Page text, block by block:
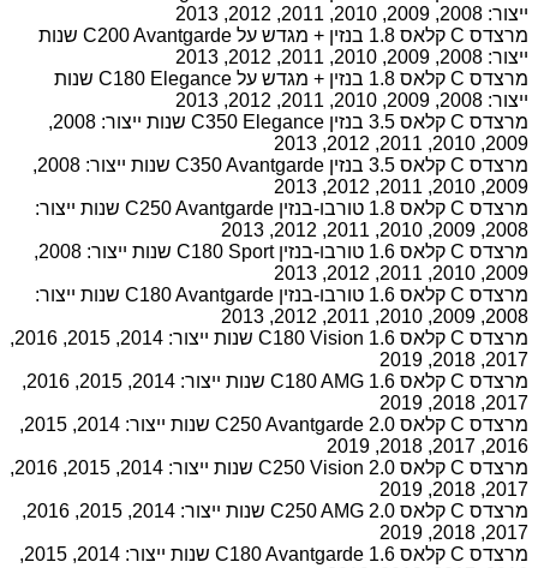
ייצור: 2008, 2009, 2010, 2011, 2012, 2013
מרצדס C קלאס 1.8 בנזין + מגדש על C200 Avantgarde שנות
ייצור: 2008, 2009, 2010, 2011, 2012, 2013
מרצדס C קלאס 1.8 בנזין + מגדש על C180 Elegance שנות
ייצור: 2008, 2009, 2010, 2011, 2012, 2013
מרצדס C קלאס 3.5 בנזין C350 Elegance שנות ייצור: 2008,
2009, 2010, 2011, 2012, 2013
מרצדס C קלאס 3.5 בנזין C350 Avantgarde שנות ייצור: 2008,
2009, 2010, 2011, 2012, 2013
מרצדס C קלאס 1.8 טורבו-בנזין C250 Avantgarde שנות ייצור:
2008, 2009, 2010, 2011, 2012, 2013
מרצדס C קלאס 1.6 טורבו-בנזין C180 Sport שנות ייצור: 2008,
2009, 2010, 2011, 2012, 2013
מרצדס C קלאס 1.6 טורבו-בנזין C180 Avantgarde שנות ייצור:
2008, 2009, 2010, 2011, 2012, 2013
מרצדס C קלאס 1.6 C180 Vision שנות ייצור: 2014, 2015, 2016,
2017, 2018, 2019
מרצדס C קלאס 1.6 C180 AMG שנות ייצור: 2014, 2015, 2016,
2017, 2018, 2019
מרצדס C קלאס 2.0 C250 Avantgarde שנות ייצור: 2014, 2015,
2016, 2017, 2018, 2019
מרצדס C קלאס 2.0 C250 Vision שנות ייצור: 2014, 2015, 2016,
2017, 2018, 2019
מרצדס C קלאס 2.0 C250 AMG שנות ייצור: 2014, 2015, 2016,
2017, 2018, 2019
מרצדס C קלאס 1.6 C180 Avantgarde שנות ייצור: 2014, 2015,